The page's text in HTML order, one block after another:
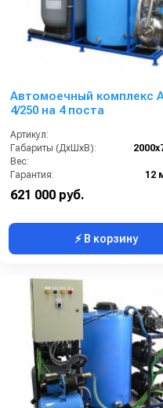
Автомоечный комплекс
4/250 на 4 поста
Артикул:
Габариты (ДхШхВ):
Вес:
Гарантия:
12
621 000 руб.
⚡ В корзину